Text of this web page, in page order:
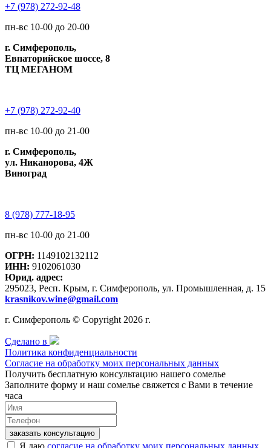
+7 (978) 272-92-48
пн-вс 10-00 до 20-00
г. Симферополь,
Евпаторийское шоссе, 8
ТЦ МЕГАНОМ
+7 (978) 272-92-40
пн-вс 10-00 до 21-00
г. Симферополь,
ул. Никанорова, 4Ж
Виноград
8 (978) 777-18-95
пн-вс 10-00 до 21-00
ОГРН: 1149102132112
ИНН: 9102061030
Юрид. адрес:
295023, Респ. Крым, г. Симферополь, ул. Промышленная, д. 15
krasnikov.wine@gmail.com
г. Симферополь © Copyright 2026 г.
Сделано в
Политика конфиденциальности
Согласие на обработку моих персональных данных
Получить бесплатную консультацию нашего сомелье
Заполните форму и наш сомелье свяжется с Вами в течение
часа
заказать консультацию
Я даю согласие на обработку моих персональных данных